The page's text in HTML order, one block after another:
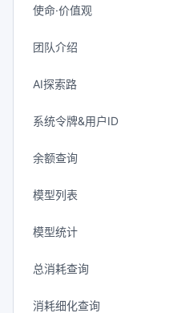
使命·价值观
团队介绍
AI探索路
系统令牌&用户ID
余额查询
模型列表
模型统计
总消耗查询
消耗细化查询